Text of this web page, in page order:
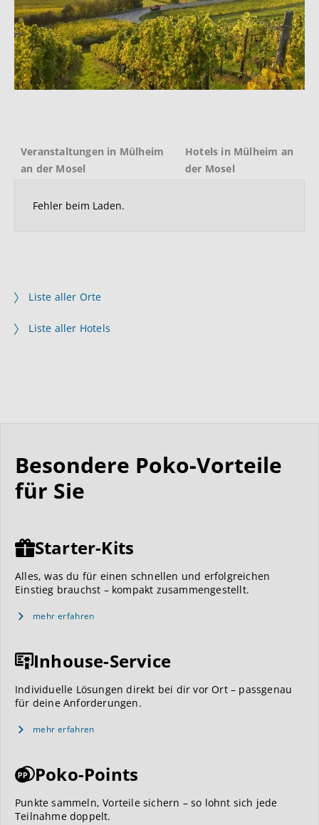
Veranstaltungen in Mülheim
an der Mosel
Hotels in Mülheim an
der Mosel
Fehler beim Laden.
Liste aller Orte
Liste aller Hotels
Besondere Poko-Vorteile
für Sie
Starter-Kits
Alles, was du für einen schnellen und erfolgreichen
Einstieg brauchst – kompakt zusammengestellt.
mehr erfahren
Inhouse-Service
Individuelle Lösungen direkt bei dir vor Ort – passgenau
für deine Anforderungen.
mehr erfahren
Poko-Points
Punkte sammeln, Vorteile sichern – so lohnt sich jede
Teilnahme doppelt.